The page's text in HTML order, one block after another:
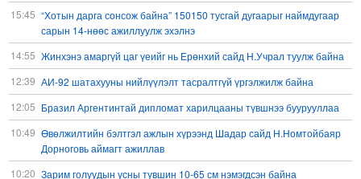
15:45 “Хотын дарга сонсож байна” 150150 тусгай дугаарыг наймдугаар
сарын 14-нөөс ажиллуулж эхэлнэ
14:55 Жинхэнэ амаргүй цаг үеийг нь Ерөнхий сайд Н.Учрал туулж байна
12:39 АИ-92 шатахууны нийлүүлэлт тасралтгүй үргэлжилж байна
12:05 Бразил Аргентинтай дипломат харилцааны түвшнээ буурууллаа
10:49 Өвөлжилтийн бэлтгэл ажлын хүрээнд Шадар сайд Н.Номтойбаяр
Дорноговь аймагт ажиллав
10:20 Зарим голуудын усны түвшин 10-65 см нэмэгдсэн байна